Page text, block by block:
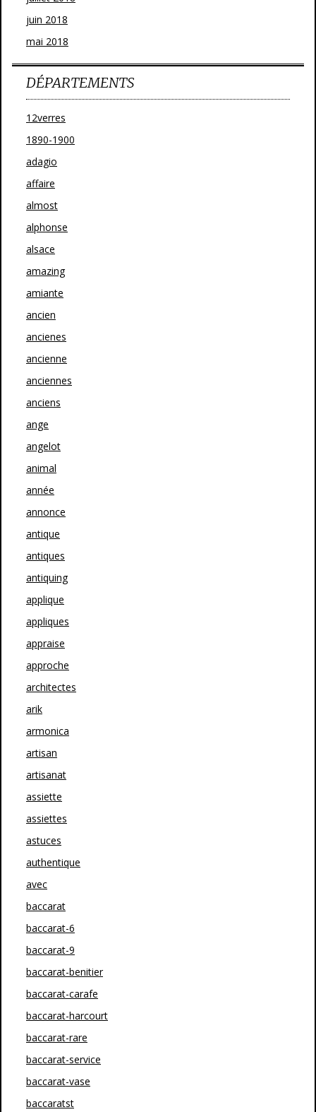
juin 2018
mai 2018
DÉPARTEMENTS
12verres
1890-1900
adagio
affaire
almost
alphonse
alsace
amazing
amiante
ancien
ancienes
ancienne
anciennes
anciens
ange
angelot
animal
année
annonce
antique
antiques
antiquing
applique
appliques
appraise
approche
architectes
arik
armonica
artisan
artisanat
assiette
assiettes
astuces
authentique
avec
baccarat
baccarat-6
baccarat-9
baccarat-benitier
baccarat-carafe
baccarat-harcourt
baccarat-rare
baccarat-service
baccarat-vase
baccaratst